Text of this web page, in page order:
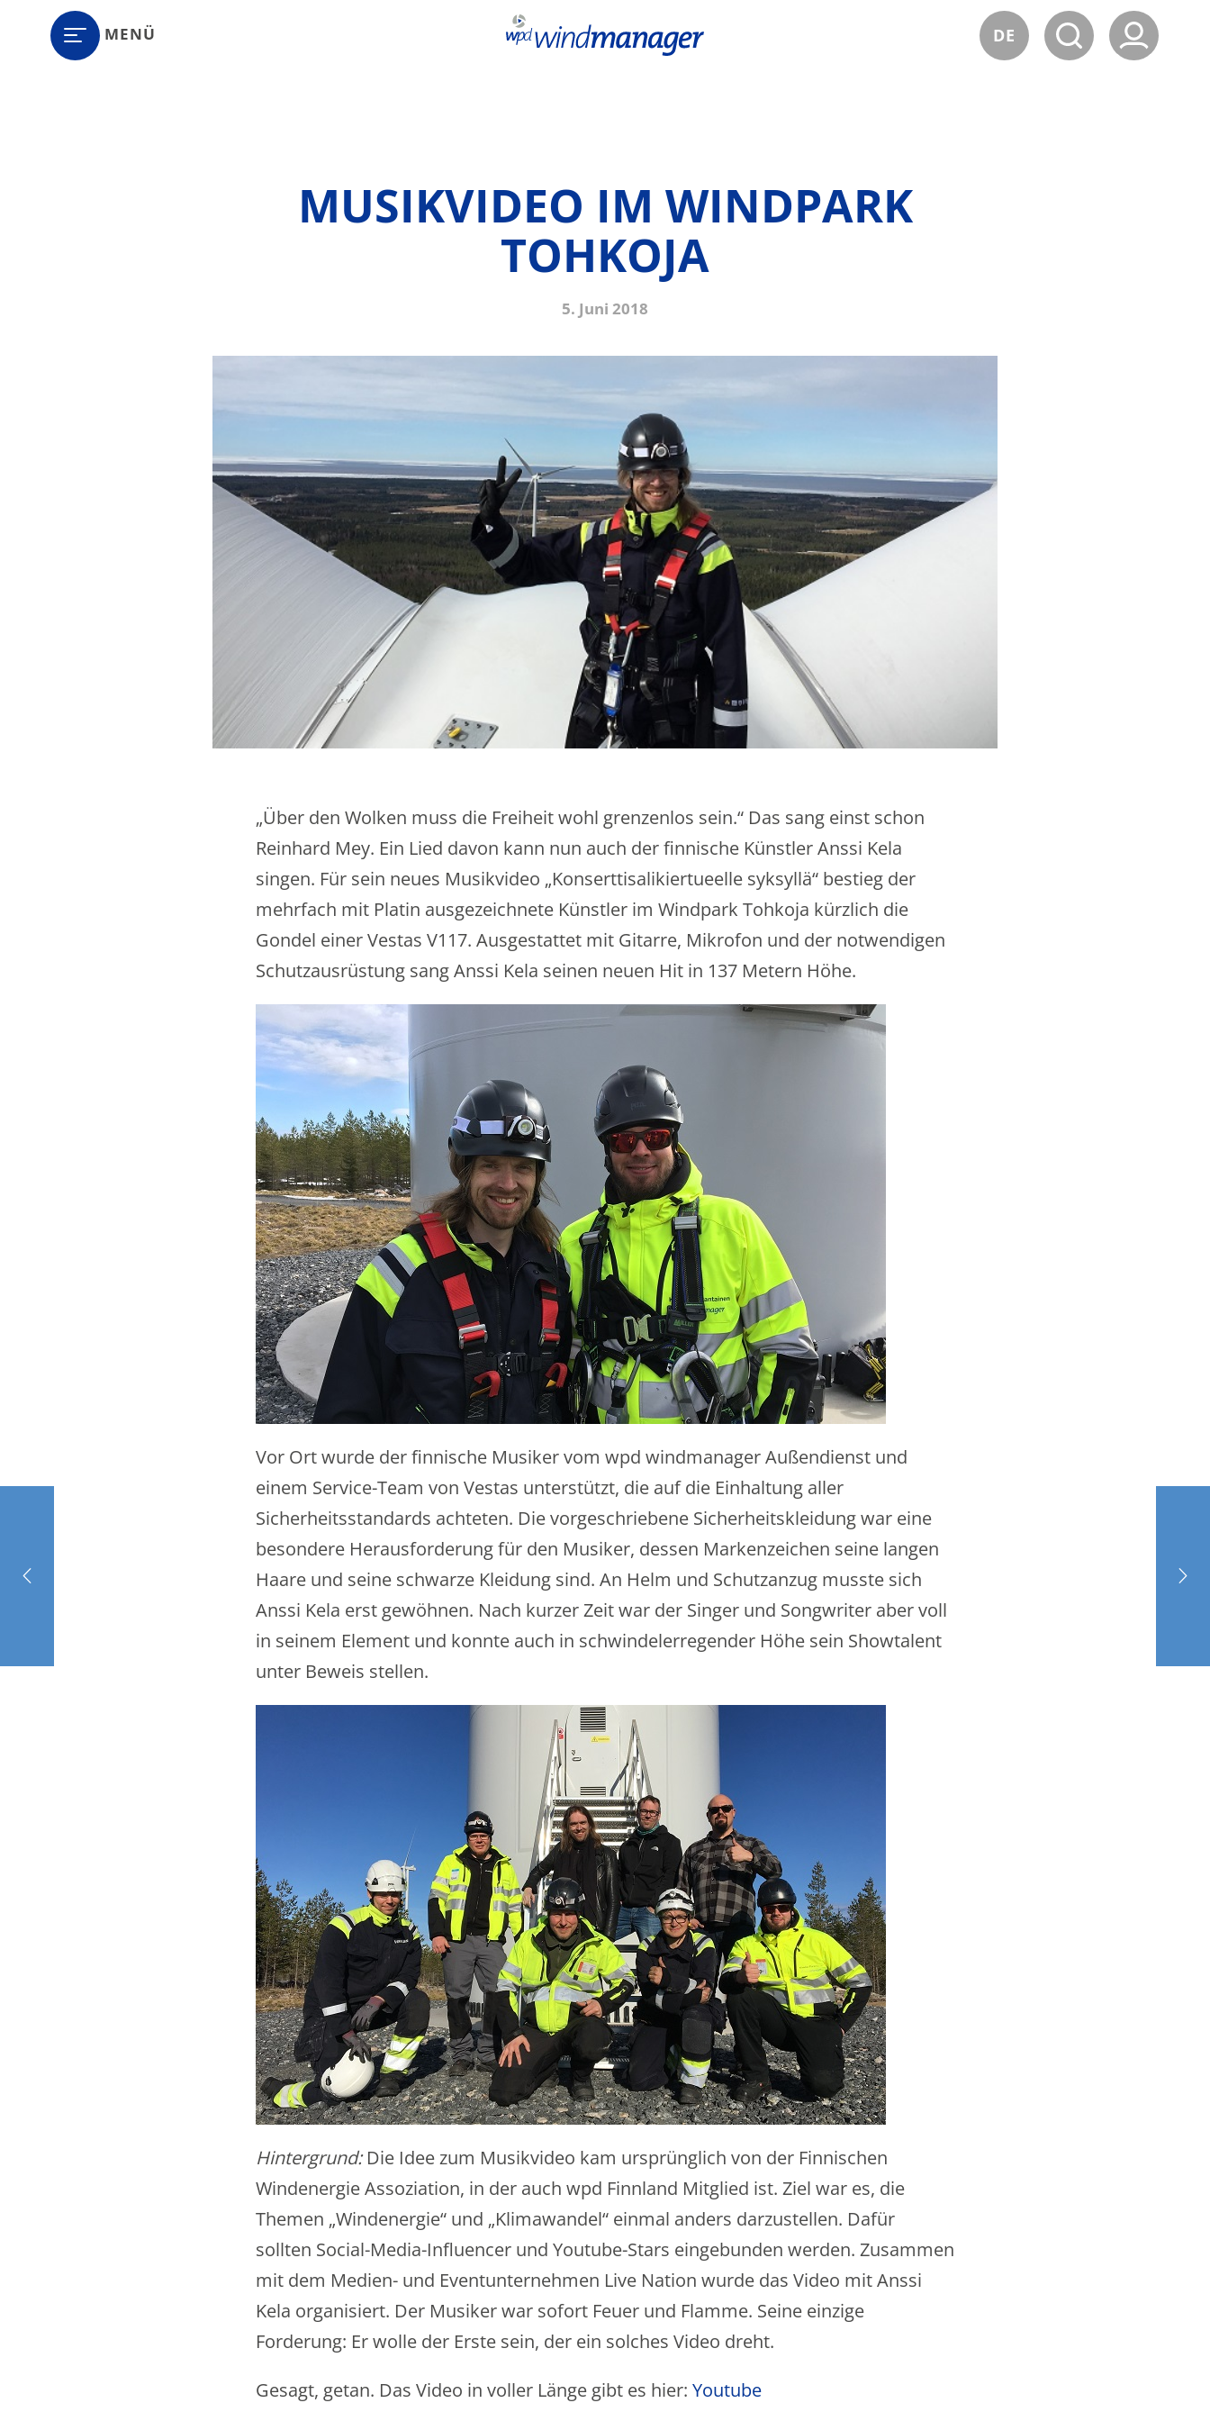
MENÜ DE
MUSIKVIDEO IM WINDPARK
TOHKOJA
5. Juni 2018
„Über den Wolken muss die Freiheit wohl grenzenlos sein.“ Das sang einst schon
Reinhard Mey. Ein Lied davon kann nun auch der finnische Künstler Anssi Kela
singen. Für sein neues Musikvideo „Konserttisalikiertueelle syksyllä“ bestieg der
mehrfach mit Platin ausgezeichnete Künstler im Windpark Tohkoja kürzlich die
Gondel einer Vestas V117. Ausgestattet mit Gitarre, Mikrofon und der notwendigen
Schutzausrüstung sang Anssi Kela seinen neuen Hit in 137 Metern Höhe.
Vor Ort wurde der finnische Musiker vom wpd windmanager Außendienst und
einem Service-Team von Vestas unterstützt, die auf die Einhaltung aller
Sicherheitsstandards achteten. Die vorgeschriebene Sicherheitskleidung war eine
besondere Herausforderung für den Musiker, dessen Markenzeichen seine langen
Haare und seine schwarze Kleidung sind. An Helm und Schutzanzug musste sich
Anssi Kela erst gewöhnen. Nach kurzer Zeit war der Singer und Songwriter aber voll
in seinem Element und konnte auch in schwindelerregender Höhe sein Showtalent
unter Beweis stellen.
Hintergrund:Die Idee zum Musikvideo kam ursprünglich von der Finnischen
Windenergie Assoziation, in der auch wpd Finnland Mitglied ist. Ziel war es, die
Themen „Windenergie“ und „Klimawandel“ einmal anders darzustellen. Dafür
sollten Social-Media-Influencer und Youtube-Stars eingebunden werden. Zusammen
mit dem Medien- und Eventunternehmen Live Nation wurde das Video mit Anssi
Kela organisiert. Der Musiker war sofort Feuer und Flamme. Seine einzige
Forderung: Er wolle der Erste sein, der ein solches Video dreht.
Gesagt, getan. Das Video in voller Länge gibt es hier: Youtube